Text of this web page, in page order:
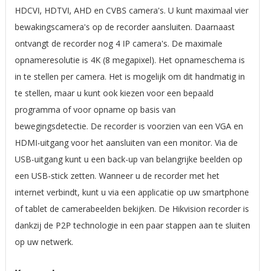
HDCVI, HDTVI, AHD en CVBS camera's. U kunt maximaal vier
bewakingscamera's op de recorder aansluiten. Daarnaast
ontvangt de recorder nog 4 IP camera's. De maximale
opnameresolutie is 4K (8 megapixel). Het opnameschema is
in te stellen per camera. Het is mogelijk om dit handmatig in
te stellen, maar u kunt ook kiezen voor een bepaald
programma of voor opname op basis van
bewegingsdetectie. De recorder is voorzien van een VGA en
HDMI-uitgang voor het aansluiten van een monitor. Via de
USB-uitgang kunt u een back-up van belangrijke beelden op
een USB-stick zetten. Wanneer u de recorder met het
internet verbindt, kunt u via een applicatie op uw smartphone
of tablet de camerabeelden bekijken. De Hikvision recorder is
dankzij de P2P technologie in een paar stappen aan te sluiten
op uw netwerk.